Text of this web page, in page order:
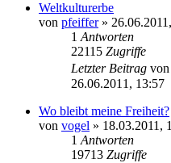
Weltkulturerbe
von pfeiffer»
1 Antworten
22115 Zugriffe
Letzter Beitrag von
26.06.2011, 13:57
Wo bleibt meine Freiheit?
von vogel » 18.03.2011,
1 Antworten
19713 Zugriffe